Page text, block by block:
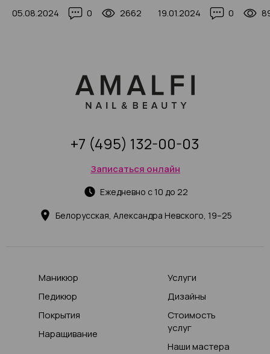
05.08.2024 0 2662
показания, фото-
19.01.2024 0
Белорусская, Александра Невского, 19–25
Ежедневно с 10 до 22
Записаться онлайн
+7 (495) 132-00-03
Маникюр
Педикюр
Покрытия
Наращивание
Услуги
Дизайны
Стоимость
услуг
Наши мастера